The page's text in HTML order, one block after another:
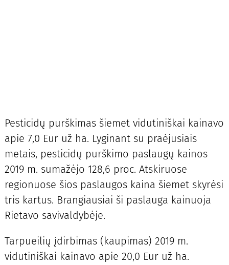
Pesticidų purškimas šiemet vidutiniškai kainavo
apie 7,0 Eur už ha. Lyginant su praėjusiais
metais, pesticidų purškimo paslaugų kainos
2019 m. sumažėjo 128,6 proc. Atskiruose
regionuose šios paslaugos kaina šiemet skyrėsi
tris kartus. Brangiausiai ši paslauga kainuoja
Rietavo savivaldybėje.
Tarpueilių įdirbimas (kaupimas) 2019 m.
vidutiniškai kainavo apie 20,0 Eur už ha.